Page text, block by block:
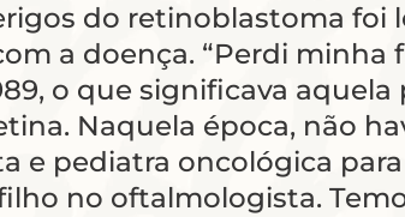
do retinoblastoma foi
a doença. “Perdi minha
o que significava
Naquela época, não
e pediatra oncológica
no oftalmologista.